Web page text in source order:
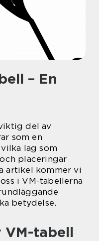
– En
del av
som en
lag som
placeringar
artikel kommer vi
i VM-tabellerna
betydelse.
VM-tabell